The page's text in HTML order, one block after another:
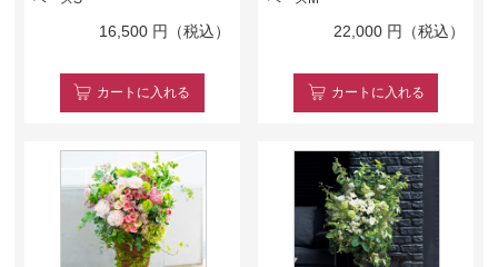
16,500 円（税込）
カート に入れる
22,000 円（税込）
カート に入れる